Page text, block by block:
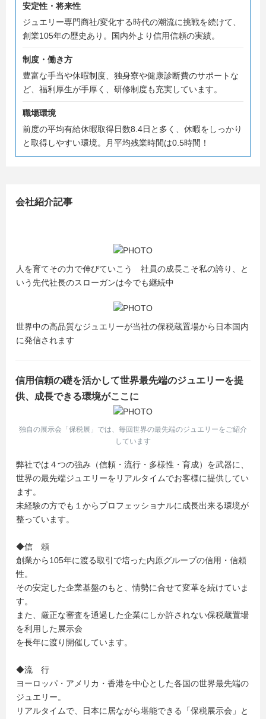
＃夏採用 ＃内々定まで最短2週間
安定性・将来性
ジュエリー専門商社/変化する時代の潮流に挑戦を続けて、
創業105年の歴史あり。国内外より信用信頼の実績。
制度・働き方
豊富な手当や休暇制度、独身寮や健康診断費のサポートな
ど、福利厚生が手厚く、研修制度も充実しています。
職場環境
前度の平均有給休暇取得日数8.4日と多く、休暇をしっかり
と取得しやすい環境。月平均残業時間は0.5時間！
会社紹介記事
人を育てその力で伸びていこう 社員の成長こそ私の誇り、と
いう先代社長のスローガンは今でも継続中
世界中の高品質なジュエリーが当社の保税蔵置場から日本国内
に発信されます
信用信頼の礎を活かして世界最先端のジュエリーを提
供、成長できる環境がここに
独自の展示会「保税展」では、毎回世界の最先端のジュエリーをご紹介
しています
弊社では４つの強み（信頼・流行・多様性・育成）を武器に、
世界の最先端ジュエリーをリアルタイムでお客様に提供してい
ます。
未経験の方でも１からプロフェッショナルに成長出来る環境が
整っています。
◆信 頼
創業から105年に渡る取引で培った内原グループの信用・信頼
性。
その安定した企業基盤のもと、情勢に合せて変革を続けていま
す。
また、厳正な審査を通過した企業にしか許されない保税蔵置場
を利用した展示会
を長年に渡り開催しています。
◆流 行
ヨーロッパ・アメリカ・香港を中心とした各国の世界最先端の
ジュエリー。
リアルタイムで、日本に居ながら堪能できる「保税展示会」と